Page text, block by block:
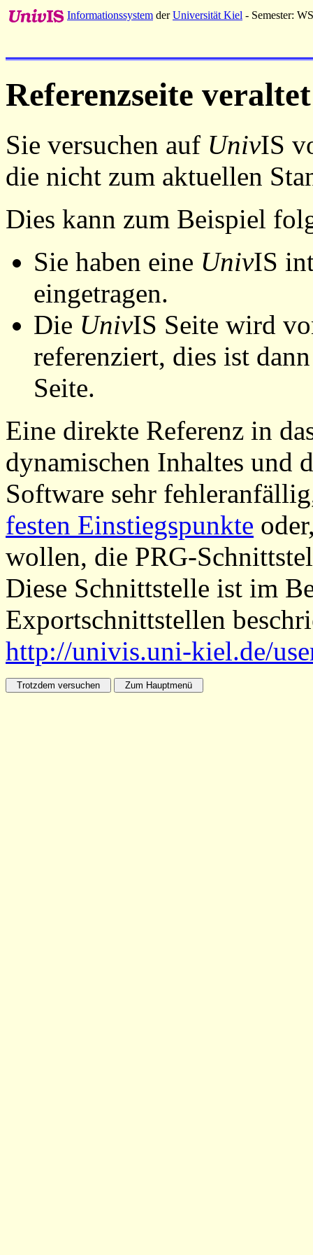
Informationssystem derUniversität Kiel - Semester:
Referenzseite veraltet
Sie versuchen auf UnivIS
die nicht zum aktuellen
Dies kann zum Beispiel
Sie haben eine UnivIS
eingetragen.
Die UnivIS Seite wird
referenziert, dies ist
Seite.
Eine direkte Referenz in
dynamischen Inhaltes und
Software sehr
festen Einstiegspunkte
wollen, die PRG-
Diese Schnittstelle ist im
Exportschnittstellen
http://univis.uni-kiel.de/